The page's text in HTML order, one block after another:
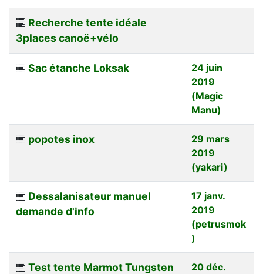
Recherche tente idéale
3places canoë+vélo
Sac étanche Loksak
24 juin
2019
(Magic
Manu)
popotes inox
29 mars
2019
(yakari)
Dessalanisateur manuel
demande d'info
17 janv.
2019
(petrusmok
)
Test tente Marmot Tungsten
20 déc.